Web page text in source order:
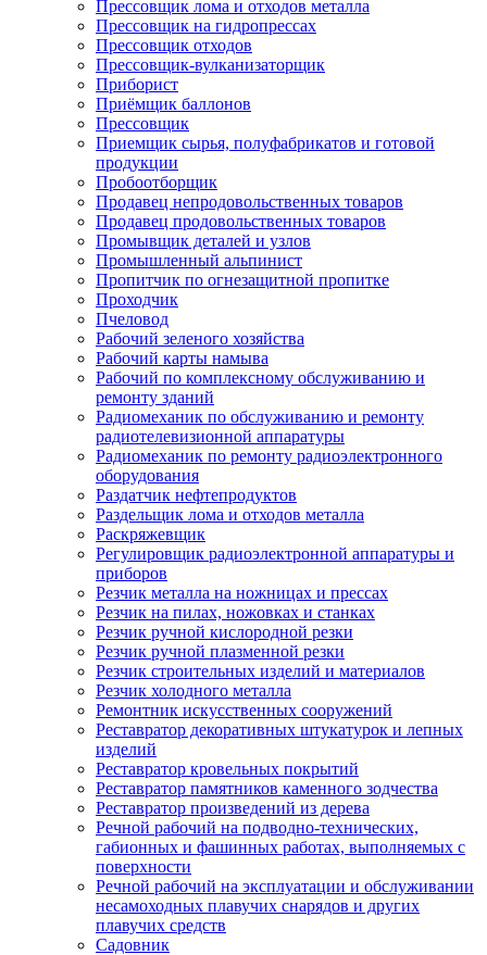
Прессовщик лома и отходов металла
Прессовщик на гидропрессах
Прессовщик отходов
Прессовщик-вулканизаторщик
Приборист
Приёмщик баллонов
Прессовщик
Приемщик сырья, полуфабрикатов и готовой
продукции
Пробоотборщик
Продавец непродовольственных товаров
Продавец продовольственных товаров
Промывщик деталей и узлов
Промышленный альпинист
Пропитчик по огнезащитной пропитке
Проходчик
Пчеловод
Рабочий зеленого хозяйства
Рабочий карты намыва
Рабочий по комплексному обслуживанию и
ремонту зданий
Радиомеханик по обслуживанию и ремонту
радиотелевизионной аппаратуры
Радиомеханик по ремонту радиоэлектронного
оборудования
Раздатчик нефтепродуктов
Раздельщик лома и отходов металла
Раскряжевщик
Регулировщик радиоэлектронной аппаратуры и
приборов
Резчик металла на ножницах и прессах
Резчик на пилах, ножовках и станках
Резчик ручной кислородной резки
Резчик ручной плазменной резки
Резчик строительных изделий и материалов
Резчик холодного металла
Ремонтник искусственных сооружений
Реставратор декоративных штукатурок и лепных
изделий
Реставратор кровельных покрытий
Реставратор памятников каменного зодчества
Реставратор произведений из дерева
Речной рабочий на подводно-технических,
габионных и фашинных работах, выполняемых с
поверхности
Речной рабочий на эксплуатации и обслуживании
несамоходных плавучих снарядов и других
плавучих средств
Садовник